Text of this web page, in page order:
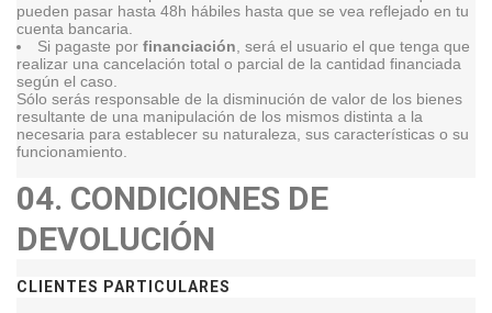
pueden pasar hasta 48h hábiles hasta que se vea reflejado en tu
cuenta bancaria.
Si pagaste por financiación , será el usuario el que tenga que
realizar una cancelación total o parcial de la cantidad financiada
según el caso.
Sólo serás responsable de la disminución de valor de los bienes
resultante de una manipulación de los mismos distinta a la
necesaria para establecer su naturaleza, sus características o su
funcionamiento.
04. CONDICIONES DE
DEVOLUCIÓN
CLIENTES PARTICULARES